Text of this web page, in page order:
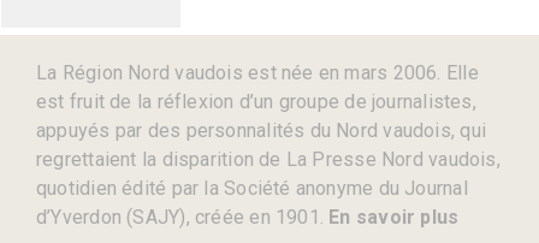
La Région Nord vaudois est née en mars 2006. Elle
est fruit de la réflexion d’un groupe de journalistes,
appuyés par des personnalités du Nord vaudois, qui
regrettaient la disparition de La Presse Nord vaudois,
quotidien édité par la Société anonyme du Journal
d’Yverdon (SAJY), créée en 1901. En savoir plus